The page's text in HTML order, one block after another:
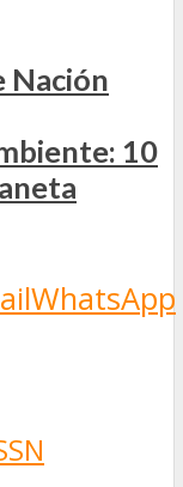
Nación
10
WhatsApp